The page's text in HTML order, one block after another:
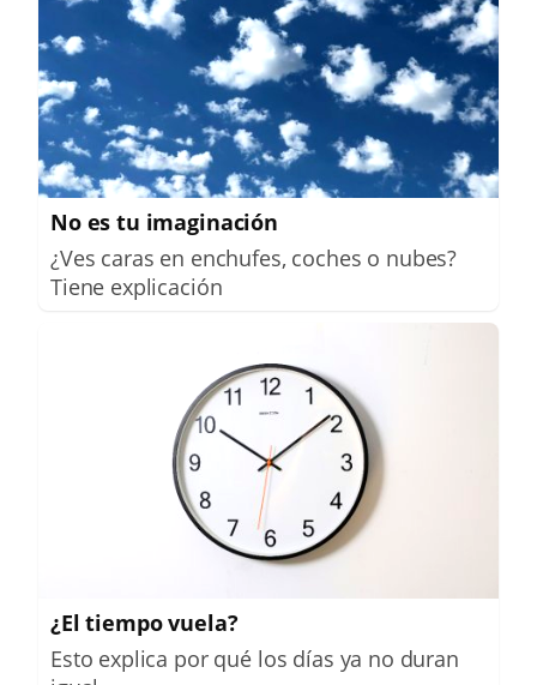
No es tu imaginación
¿Ves caras en enchufes, coches o nubes?
Tiene explicación
¿El tiempo vuela?
Esto explica por qué los días ya no duran